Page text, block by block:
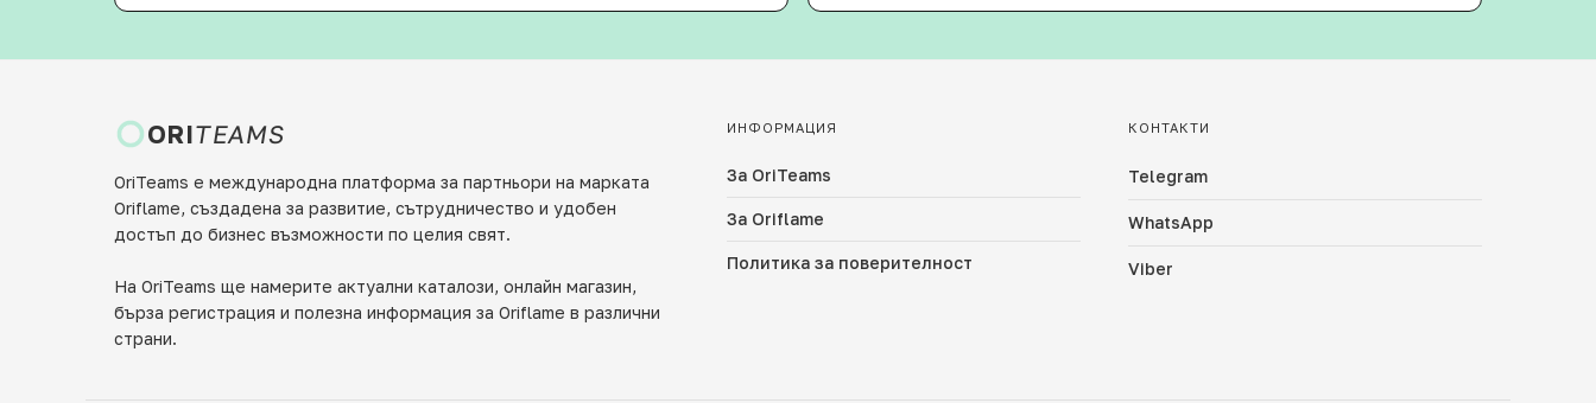
ORITEAMS
OriTeams е международна платформа за партньори на марката
Oriflame, създадена за развитие, сътрудничество и удобен
достъп до бизнес възможности по целия свят.
На OriTeams ще намерите актуални каталози, онлайн магазин,
бърза регистрация и полезна информация за Oriflame в различни
страни.
ИНФОРМАЦИЯ
За OriTeams
За Oriflame
Политика за поверителност
КОНТАКТИ
Telegram
WhatsApp
Viber